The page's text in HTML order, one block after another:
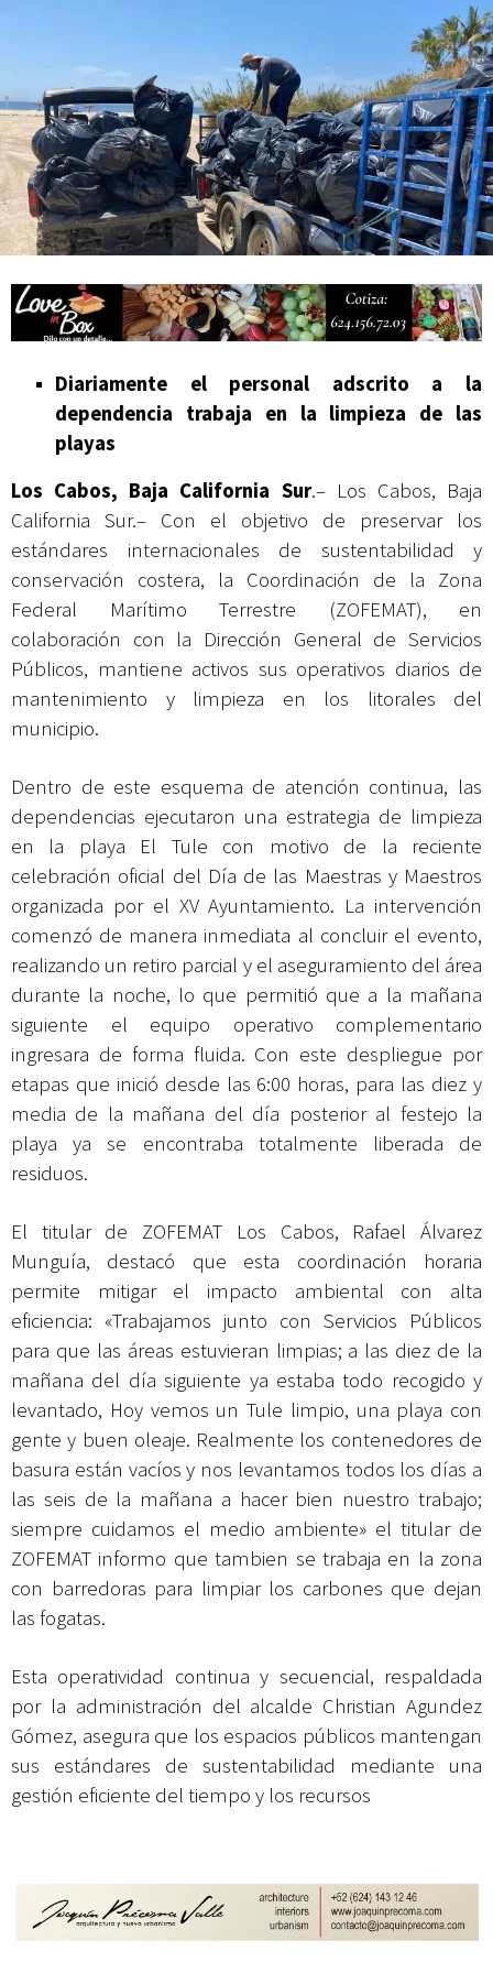
Diariamente el personal adscrito a la
dependencia trabaja en la limpieza de las
playas
Los Cabos, Baja California Sur.– Los Cabos, Baja
California Sur.– Con el objetivo de preservar los
estándares internacionales de sustentabilidad y
conservación costera, la Coordinación de la Zona
Federal Marítimo Terrestre (ZOFEMAT), en
colaboración con la Dirección General de Servicios
Públicos, mantiene activos sus operativos diarios de
mantenimiento y limpieza en los litorales del
municipio.
Dentro de este esquema de atención continua, las
dependencias ejecutaron una estrategia de limpieza
en la playa El Tule con motivo de la reciente
celebración oficial del Día de las Maestras y Maestros
organizada por el XV Ayuntamiento. La intervención
comenzó de manera inmediata al concluir el evento,
realizando un retiro parcial y el aseguramiento del área
durante la noche, lo que permitió que a la mañana
siguiente el equipo operativo complementario
ingresara de forma fluida. Con este despliegue por
etapas que inició desde las 6:00 horas, para las diez y
media de la mañana del día posterior al festejo la
playa ya se encontraba totalmente liberada de
residuos.
El titular de ZOFEMAT Los Cabos, Rafael Álvarez
Munguía, destacó que esta coordinación horaria
permite mitigar el impacto ambiental con alta
eficiencia: «Trabajamos junto con Servicios Públicos
para que las áreas estuvieran limpias; a las diez de la
mañana del día siguiente ya estaba todo recogido y
levantado, Hoy vemos un Tule limpio, una playa con
gente y buen oleaje. Realmente los contenedores de
basura están vacíos y nos levantamos todos los días a
las seis de la mañana a hacer bien nuestro trabajo;
siempre cuidamos el medio ambiente» el titular de
ZOFEMAT informo que tambien se trabaja en la zona
con barredoras para limpiar los carbones que dejan
las fogatas.
Esta operatividad continua y secuencial, respaldada
por la administración del alcalde Christian Agundez
Gómez, asegura que los espacios públicos mantengan
sus estándares de sustentabilidad mediante una
gestión eficiente del tiempo y los recursos